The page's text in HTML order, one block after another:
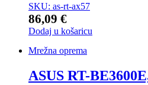
SKU: as-rt-ax57
86,09 €
Dodaj u košaricu
Mrežna oprema
ASUS RT-